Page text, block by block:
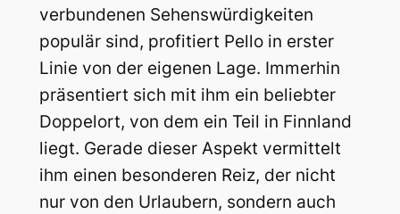
verbundenen Sehenswürdigkeiten
populär sind, profitiert Pello in erster
Linie von der eigenen Lage. Immerhin
präsentiert sich mit ihm ein beliebter
Doppelort, von dem ein Teil in Finnland
liegt. Gerade dieser Aspekt vermittelt
ihm einen besonderen Reiz, der nicht
nur von den Urlaubern, sondern auch